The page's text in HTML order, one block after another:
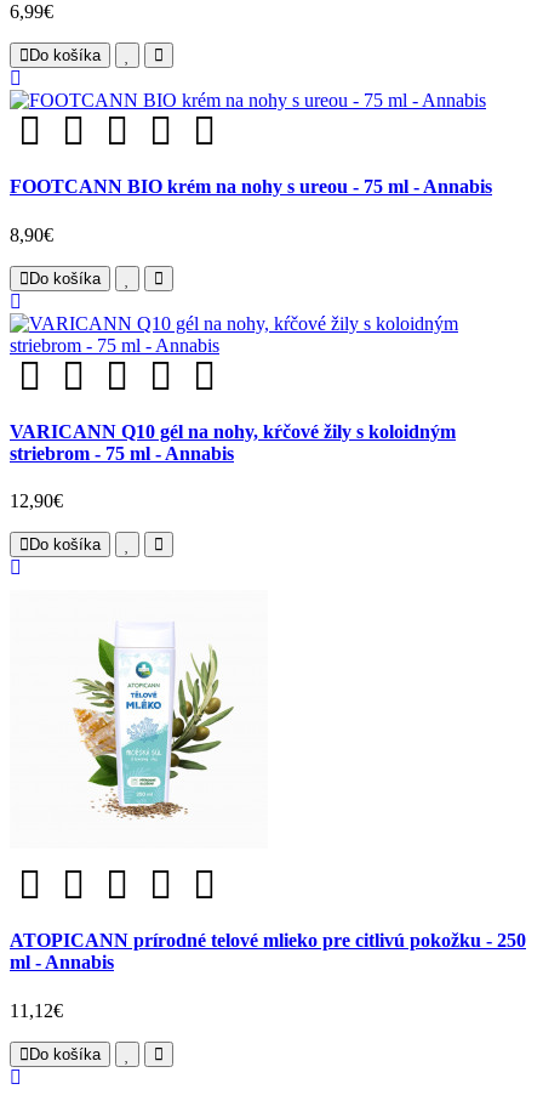
6,99€
Do košíka
FOOTCANN BIO krém na nohy s ureou - 75 ml - Annabis
8,90€
Do košíka
VARICANN Q10 gél na nohy, kŕčové žily s koloidným
striebrom - 75 ml - Annabis
12,90€
Do košíka
ATOPICANN prírodné telové mlieko pre citlivú pokožku - 250
ml - Annabis
11,12€
Do košíka